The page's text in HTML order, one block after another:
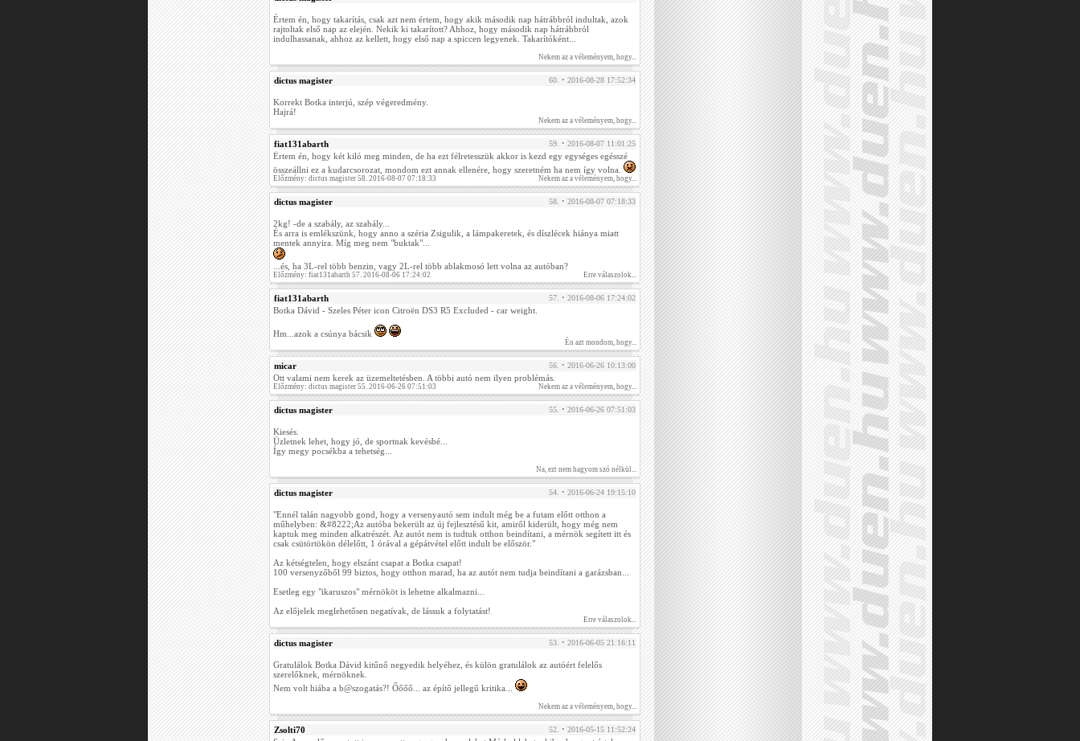
Értem én, hogy takarítás, csak azt nem értem, hogy akik második nap hátrábbról indultak, azok
rajtoltak első nap az elején. Nekik ki takarított? Ahhoz, hogy második nap hátrábbról
indulhassanak, ahhoz az kellett, hogy első nap a spiccen legyenek. Takarítóként...
Nekem az a véleményem, hogy...
dictus magister 60. • 2016-08-28 17:52:34
Korrekt Botka interjú, szép végeredmény.
Hajrá!
Nekem az a véleményem, hogy...
fiat131abarth 59. • 2016-08-07 11:01:25
Értem én, hogy két kiló meg minden, de ha ezt félretesszük akkor is kezd egy egységes egésszé
összeállni ez a kudarcsorozat, mondom ezt annak ellenére, hogy szeretném ha nem így volna.
Előzmény: dictus magister 58. 2016-08-07 07:18:33 Nekem az a véleményem, hogy...
dictus magister 58. • 2016-08-07 07:18:33
2kg! -de a szabály, az szabály...
És arra is emlékszünk, hogy anno a széria Zsigulik, a lámpakeretek, és díszlécek hiánya miatt
mentek annyira. Míg meg nem "buktak"...
...és, ha 3L-rel több benzin, vagy 2L-rel több ablakmosó lett volna az autóban?
Előzmény: fiat131abarth 57. 2016-08-06 17:24:02 Erre válaszolok...
fiat131abarth 57. • 2016-08-06 17:24:02
Botka Dávid - Szeles Péter icon Citroën DS3 R5 Excluded - car weight.
Hm...azok a csúnya bácsik
Én azt mondom, hogy...
micar 56. • 2016-06-26 10:13:00
Ott valami nem kerek az üzemeltetésben. A többi autó nem ilyen problémás.
Előzmény: dictus magister 55. 2016-06-26 07:51:03 Nekem az a véleményem, hogy...
dictus magister 55. • 2016-06-26 07:51:03
Kiesés.
Üzletnek lehet, hogy jó, de sportnak kevésbé...
Így megy pocsékba a tehetség...
Na, ezt nem hagyom szó nélkül...
dictus magister 54. • 2016-06-24 19:15:10
"Ennél talán nagyobb gond, hogy a versenyautó sem indult még be a futam előtt otthon a
műhelyben: &#8222;Az autóba bekerült az új fejlesztésű kit, amiről kiderült, hogy még nem
kaptuk meg minden alkatrészét. Az autót nem is tudtuk otthon beindítani, a mérnök segített itt és
csak csütörtökön délelőtt, 1 órával a gépátvétel előtt indult be először."
Az kétségtelen, hogy elszánt csapat a Botka csapat!
100 versenyzőből 99 biztos, hogy otthon marad, ha az autót nem tudja beindítani a garázsban...
Esetleg egy "ikaruszos" mérnököt is lehetne alkalmazni...
Az előjelek meglehetősen negatívak, de lássuk a folytatást!
Erre válaszolok...
dictus magister 53. • 2016-06-05 21:16:11
Gratulálok Botka Dávid kitűnő negyedik helyéhez, és külön gratulálok az autóért felelős
szerelőknek, mérnöknek.
Nem volt hiába a b@szogatás?! Őőőő... az építő jellegű kritika...
Nekem az a véleményem, hogy...
Zsolti70 52. • 2016-05-15 11:52:24